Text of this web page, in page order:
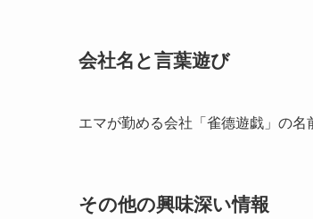
会社名と言葉遊び
エマが勤める会社「雀德遊戯」の名
その他の興味深い情報